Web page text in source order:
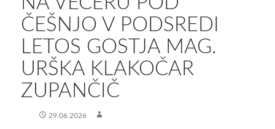
ČEŠNJO V PODSREDI
LETOS GOSTJA MAG.
URŠKA KLAKOČAR
ZUPANČIČ
29.06.2026